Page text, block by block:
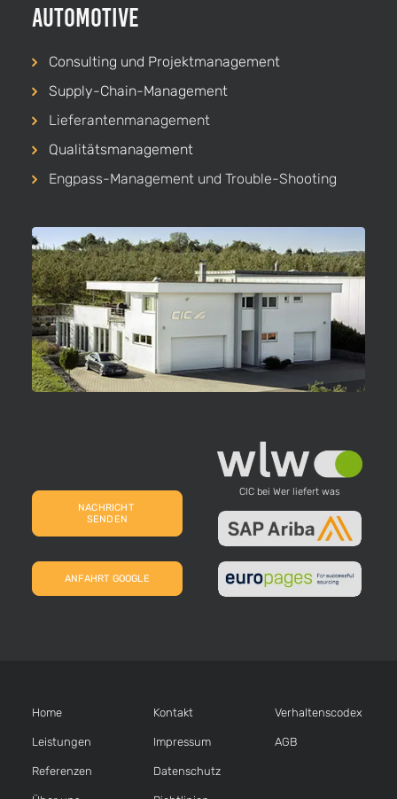
Automotive
Consulting und Projekt­management
Supply-Chain-Management
Lieferanten­management
Qualitäts­management
Engpass-Management und Trouble-Shooting
NACHRICHT
SENDEN
ANFAHRT GOOGLE
CIC bei Wer liefert was
Home
Leistungen
Referenzen
Kontakt
Impressum
Datenschutz
Verhaltens­codex
AGB